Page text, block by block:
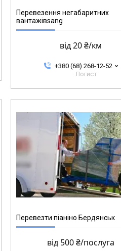
Перевезення негабаритних
вантажівsang
від 20 ₴/км
+380 (68) 268-12-52
Логист
Перевезти піаніно Бердянськ
від 500 ₴/послуга